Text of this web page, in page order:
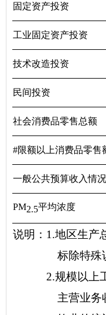
固定资产投资
工业固定资产投资
技术改造投资
民间投资
社会消费品零售总额
#限额以上消费品零售
一般公共预算收入情况
PM2.5平均浓度
说明：1.地区生产
标除特殊说明
2.规模以上工业
主营业务收入